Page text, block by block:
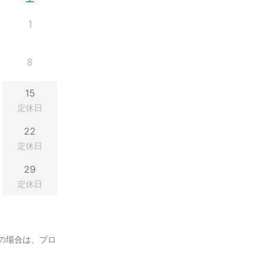
1
8
15
定休日
22
定休日
29
定休日
場合は、プロ